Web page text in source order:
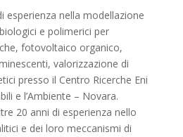
esperienza nella modellazione
e polimerici per
fotovoltaico organico,
valorizzazione di
presso il Centro Ricerche Eni
e l’Ambiente – Novara.
20 anni di esperienza nello
e dei loro meccanismi di